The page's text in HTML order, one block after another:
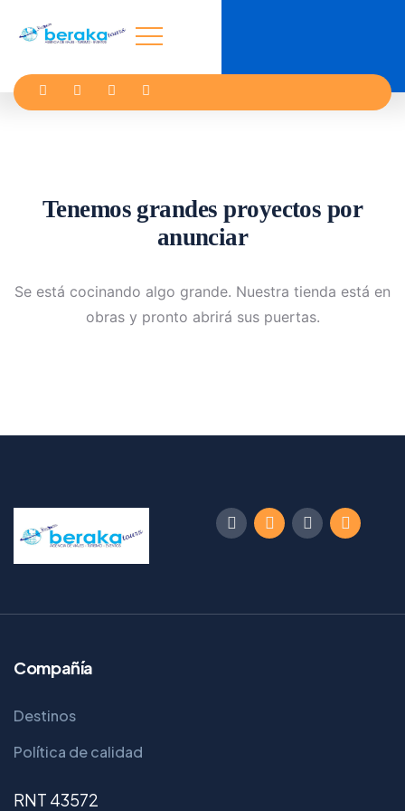
Tenemos grandes proyectos por
anunciar
Se está cocinando algo grande. Nuestra tienda está en
obras y pronto abrirá sus puertas.
Compañía
Destinos
Política de calidad
RNT 43572